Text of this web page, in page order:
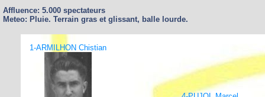
Affluence: 5.000 spectateurs
Meteo: Pluie. Terrain gras et glissant, balle lourde.
1-ARMILHON Chistian